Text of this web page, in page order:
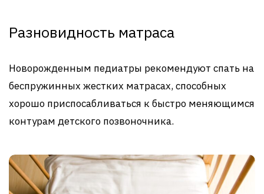
Разновидность матраса
Новорожденным педиатры рекомендуют спать на
беспружинных жестких матрасах, способных
хорошо приспосабливаться к быстро меняющимся
контурам детского позвоночника.